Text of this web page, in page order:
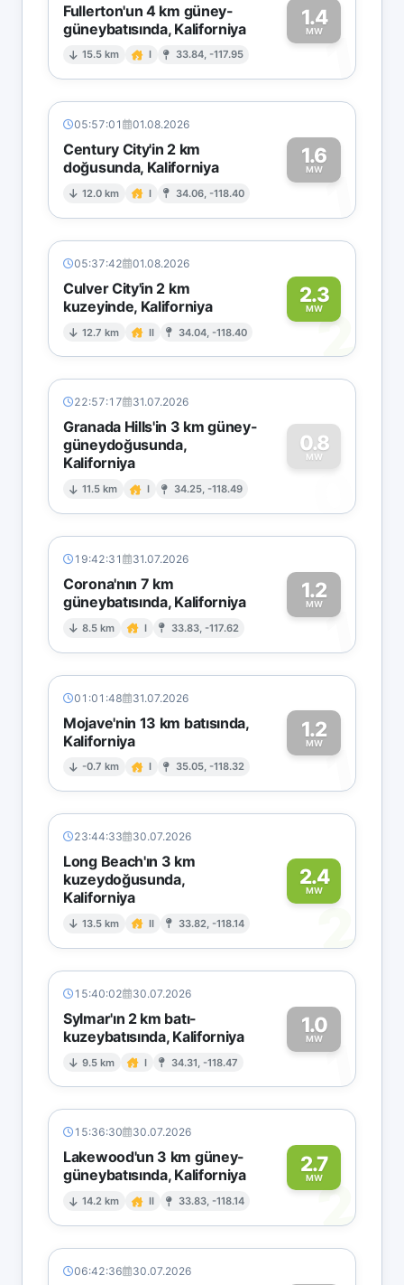
Fullerton'un 4 km güney-
güneybatısında, Kaliforniya
15.5 km I 33.84, -117.95
1.4
MW1
05:57:01 01.08.2026
Century City'in 2 km
doğusunda, Kaliforniya
12.0 km I 34.06, -118.40
1.6
MW1
05:37:42 01.08.2026
Culver City'in 2 km
kuzeyinde, Kaliforniya
12.7 km II 34.04, -118.40
2.3
MW2
22:57:17 31.07.2026
Granada Hills'in 3 km güney-
güneydoğusunda,
Kaliforniya
11.5 km I 34.25, -118.49
0.8
MW
0
19:42:31 31.07.2026
Corona'nın 7 km
güneybatısında, Kaliforniya
8.5 km I 33.83, -117.62
1.2
MW1
01:01:48 31.07.2026
Mojave'nin 13 km batısında,
Kaliforniya
-0.7 km I 35.05, -118.32
1.2
MW1
23:44:33 30.07.2026
Long Beach'ın 3 km
kuzeydoğusunda,
Kaliforniya
13.5 km II 33.82, -118.14
2.4
MW
2
15:40:02 30.07.2026
Sylmar'ın 2 km batı-
kuzeybatısında, Kaliforniya
9.5 km I 34.31, -118.47
1.0
MW1
15:36:30 30.07.2026
Lakewood'un 3 km güney-
güneybatısında, Kaliforniya
14.2 km II 33.83, -118.14
2.7
MW2
06:42:36 30.07.2026